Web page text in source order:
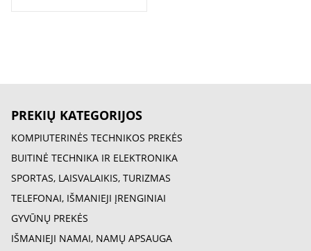
PREKIŲ KATEGORIJOS
KOMPIUTERINĖS TECHNIKOS PREKĖS
BUITINĖ TECHNIKA IR ELEKTRONIKA
SPORTAS, LAISVALAIKIS, TURIZMAS
TELEFONAI, IŠMANIEJI ĮRENGINIAI
GYVŪNŲ PREKĖS
IŠMANIEJI NAMAI, NAMŲ APSAUGA